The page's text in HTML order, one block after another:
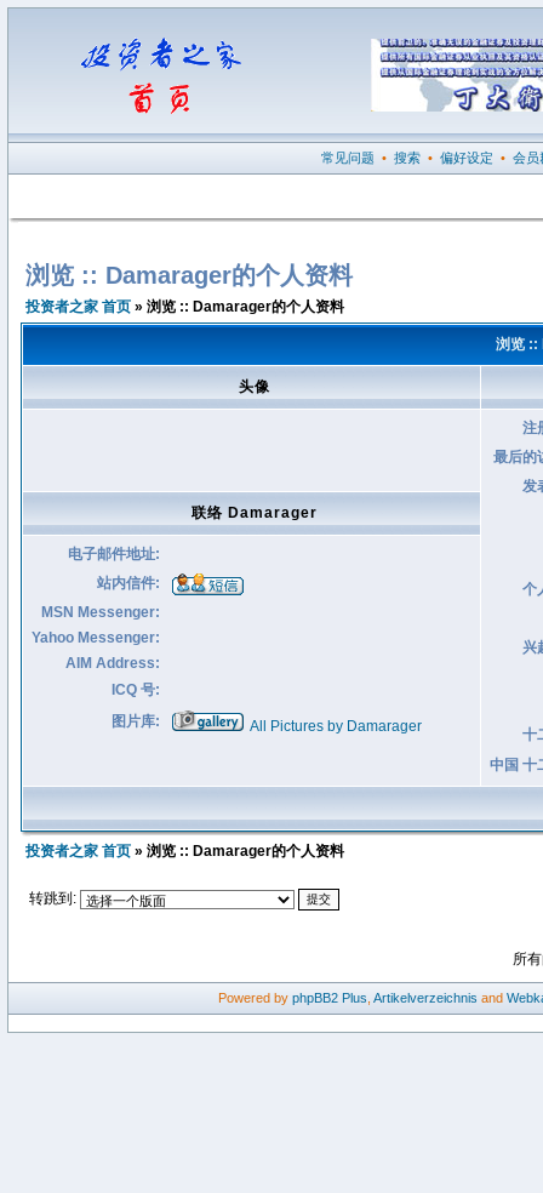
常见问题 • 搜索 • 偏好设定 • 会员
浏览 :: Damarager的个人资料
投资者之家 首页 » 浏览 :: Damarager的个人资料
浏览 ::
头像
注
最后的
发
个
兴
十
中国 十
联络 Damarager
电子邮件地址:
站内信件:
MSN Messenger:
Yahoo Messenger:
AIM Address:
ICQ 号:
图片库:
All Pictures by Damarager
投资者之家 首页 » 浏览 :: Damarager的个人资料
转跳到:
所
Powered by phpBB2 Plus Artikelverzeichnis and